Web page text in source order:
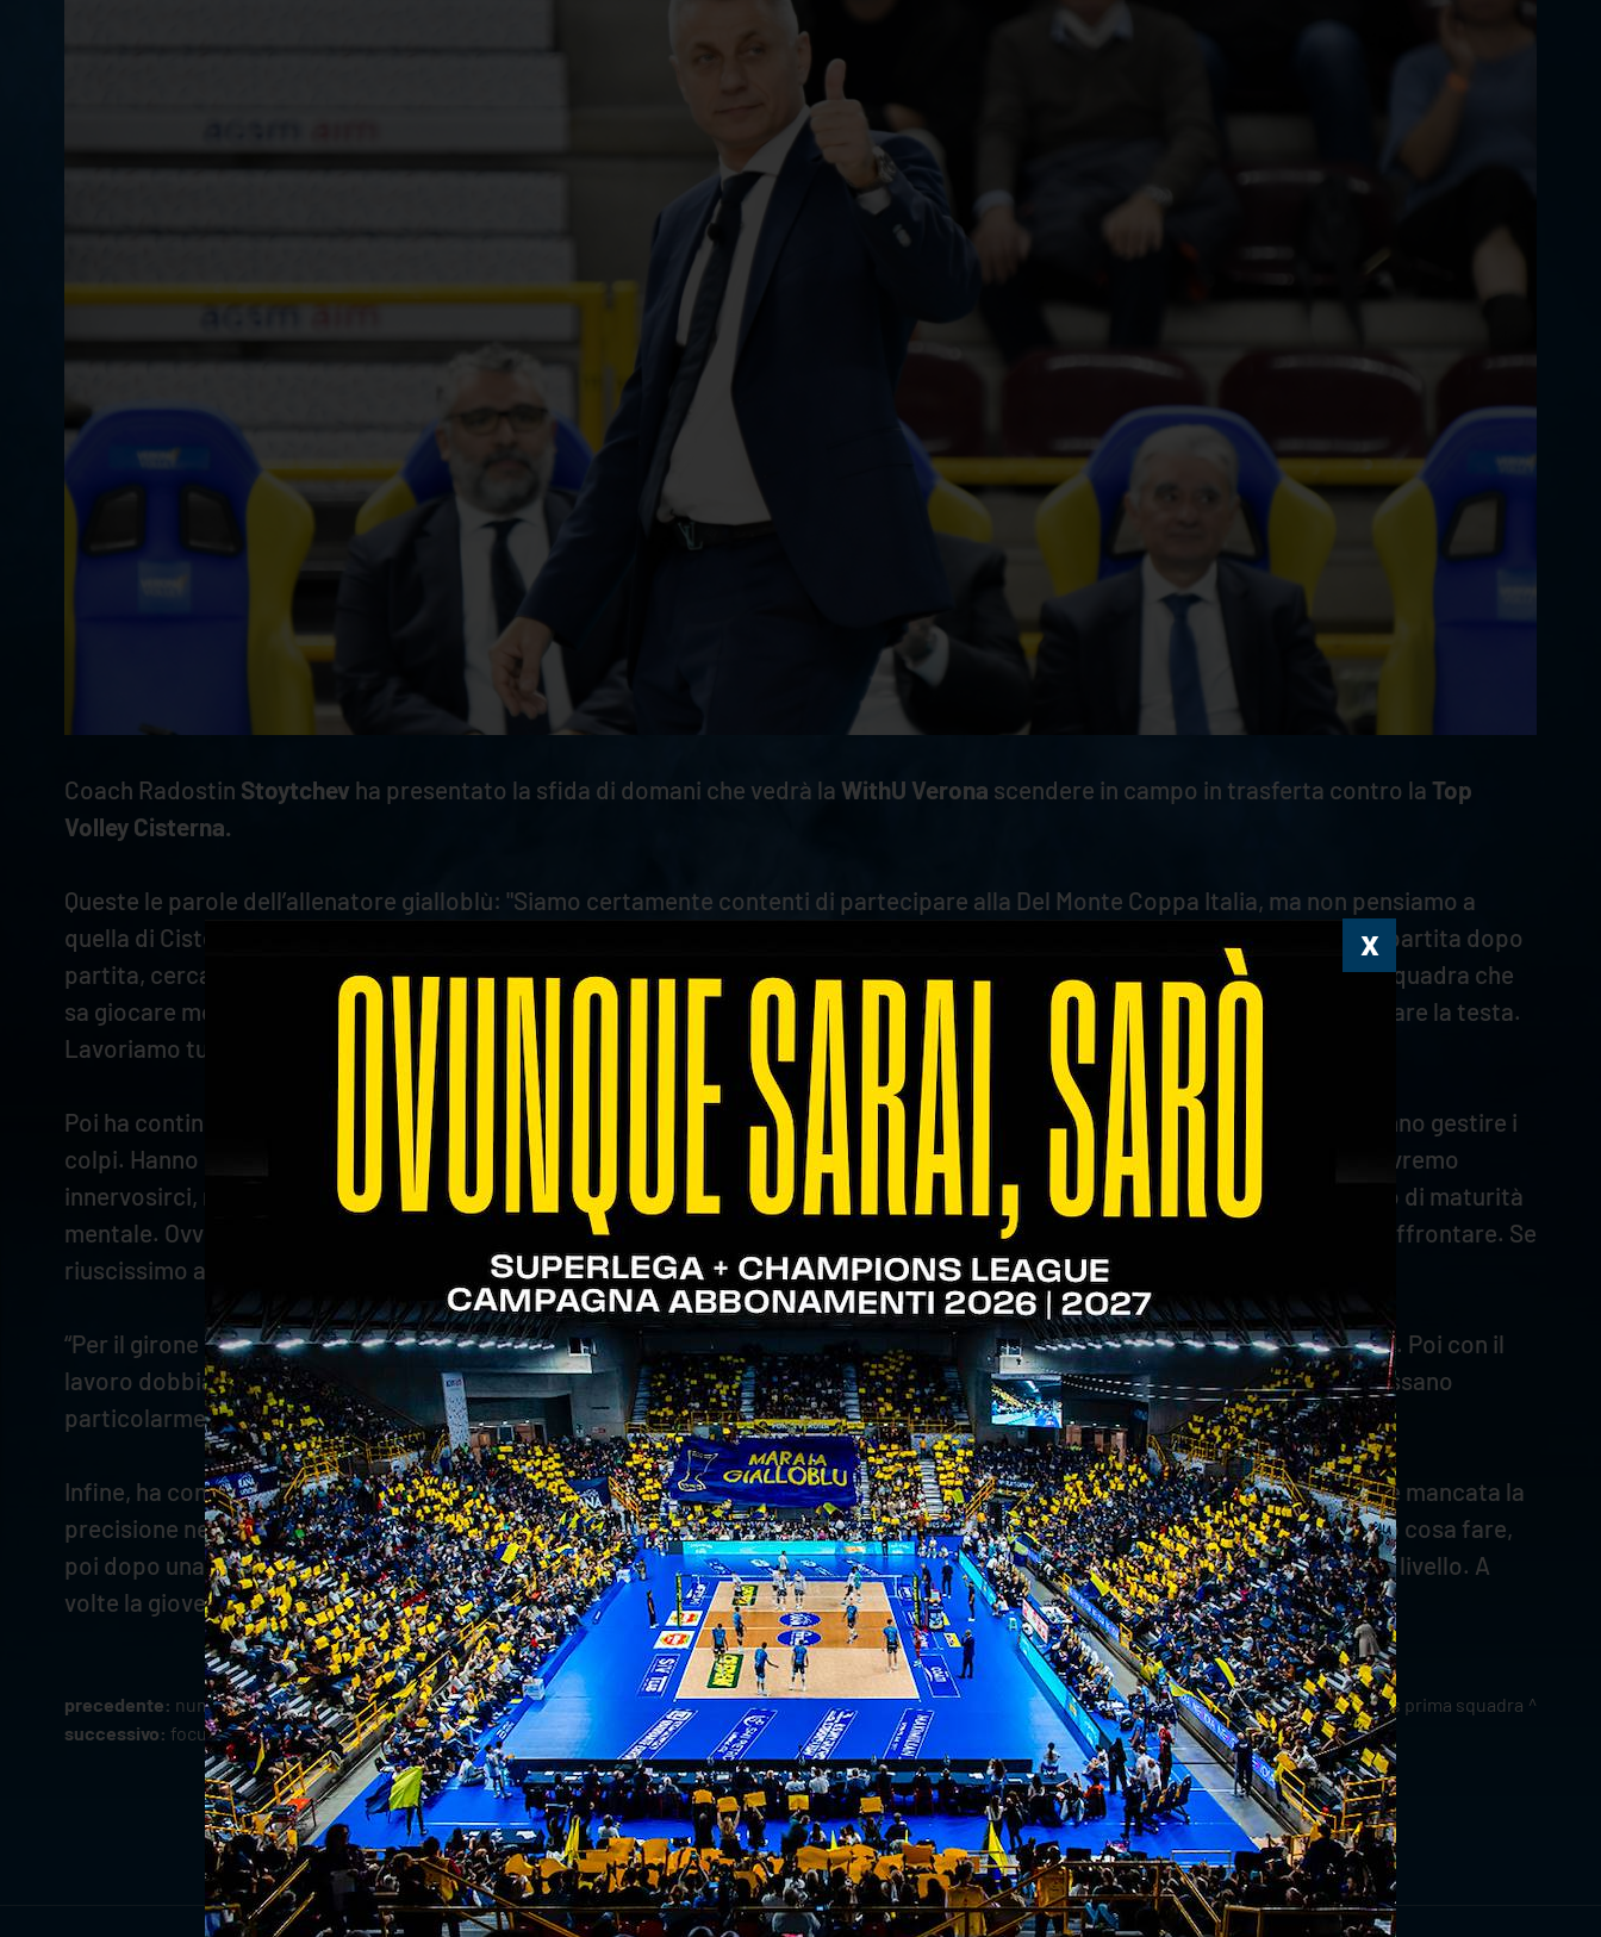
Coach Radostin Stoytchev ha presentato la sfida di domani che vedrà la WithU Verona scendere in campo in trasferta contro la Top
Volley Cisterna.
Queste le parole dell’allenatore gialloblù: "Siamo certamente contenti di partecipare alla Del Monte Coppa Italia, ma non pensiamo a
quella di Cisterna come un match che determina se giocheremo in casa o fuori. Il nostro obiettivo resta quello di migliorare partita dopo
partita, cercando di vincere tutto quello che possiamo: un punto, un set, una gara in più. Ci aspetta un impegno contro una squadra che
sa giocare molto bene, per cui non sarà per nulla semplice. I buoni risultati che abbiamo ottenuto fin qui non ci devono montare la testa.
Lavoriamo tutti i giorni per migliorare".
Poi ha continuato: “Ci attende una gara difficile. Cisterna dispone di giocatori molto tecnici, che spingono in banda e che sanno gestire i
colpi. Hanno percentuali altissime in ricezione sui tre metri, che in una squadra non vedevo da tantissimo tempo. Noi non dovremo
innervosirci, ma pensare a giocare nel miglior modo possibile. Una vittoria domani significherebbe raggiungere un alto livello di maturità
mentale. Ovviamente mi auguro di vincere, ma in caso contrario non dobbiamo abbatterci, perché è un avversario tosto da affrontare. Se
riuscissimo a gestire bene certe situazioni anche in questa gara vorrebbe dire che faremmo un passo in avanti”.
“Per il girone di ritorno – ha proseguito Stoytchev - mi aspetto prima di tutto che i giocatori restino concentrati sull’obiettivo. Poi con il
lavoro dobbiamo arrivare a migliorare in battuta, in ricezione e nell’organizzazione di gioco su alcune situazioni che mi interessano
particolarmente. Di certo dovremo avere sempre più fame”.
Infine, ha concluso tornando ad analizzare l’ultima gara vinta contro Siena: “Nel primo set abbiamo provato a giocare, ma ci è mancata la
precisione nel gesto tecnico, sbagliando qualcosa in più rispetto alla media, ma i giocatori in campo erano sereni. Sapevamo cosa fare,
poi dopo una serie al servizio di Mozic ci siamo organizzati bene, li abbiamo staccati e la scioltezza ci ha permesso di alzare il livello. A
volte la gioventù della squadra comporta che ci voglia un po’ più di tempo per entrare in partita”.
precedente: numeri e curiosità alla vigilia di top volley cisterna - withu verona
successivo: focus sull'avversario: top volley cisterna
news prima squadra